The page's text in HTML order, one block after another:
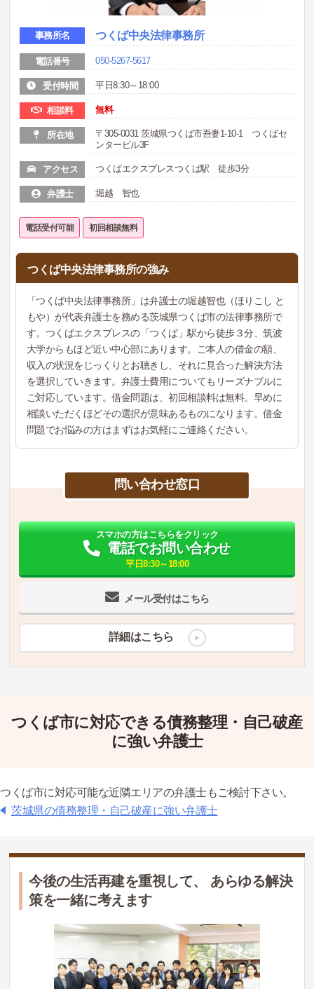
事務所名 つくば中央法律事務所
電話番号 050-5267-5617
受付時間 平日8:30～18:00
相談料 無料
所在地
〒305-0031 茨城県つくば市吾妻1-10-1 つくばセ
ンタービル3F
アクセス つくばエクスプレスつくば駅 徒歩3分
弁護士 堀越 智也
電話受付可能 初回相談無料
つくば中央法律事務所の強み
「つくば中央法律事務所」は弁護士の堀越智也（ほりこし と
もや）が代表弁護士を務める茨城県つくば市の法律事務所で
す。つくばエクスプレスの「つくば」駅から徒歩３分、筑波
大学からもほど近い中心部にあります。ご本人の借金の額、
収入の状況をじっくりとお聴きし、それに見合った解決方法
を選択していきます。弁護士費用についてもリーズナブルに
ご対応しています。借金問題は、初回相談料は無料。早めに
相談いただくほどその選択が意味あるものになります。借金
問題でお悩みの方はまずはお気軽にご連絡ください。
問い合わせ窓口
メール受付はこちら
スマホの方はこちらをクリック
電話でお問い合わせ
平日8:30～18:00
詳細はこちら
つくば市に対応できる債務整理・自己破産
に強い弁護士
つくば市に対応可能な近隣エリアの弁護士もご検討下さい。
茨城県の債務整理・自己破産に強い弁護士
今後の生活再建を重視して、 あらゆる解決
策を一緒に考えます